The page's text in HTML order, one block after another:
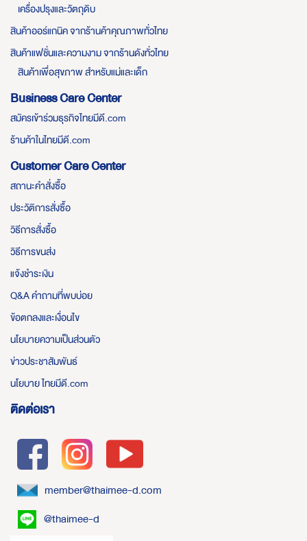
เครื่องปรุงและวัตถุดิบ
สินค้าออร์แกนิค จากร้านค้าคุณภาพทั่วไทย
สินค้าแฟชั่นและความงาม จากร้านดังทั่วไทย
สินค้าเพื่อสุขภาพ สำหรับแม่และเด็ก
Business Care Center
สมัครเข้าร่วมธุรกิจไทยมีดี.com
ร้านค้าในไทยมีดี.com
Customer Care Center
สถานะคำสั่งซื้อ
ประวัติการสั่งซื้อ
วิธีการสั่งซื้อ
วิธีการขนส่ง
แจ้งชำระเงิน
Q&A คำถามที่พบบ่อย
ข้อตกลงและเงื่อนไข
นโยบายความเป็นส่วนตัว
ข่าวประชาสัมพันธ์
นโยบาย ไทยมีดี.com
ติดต่อเรา
member@thaimee-d.com
@thaimee-d